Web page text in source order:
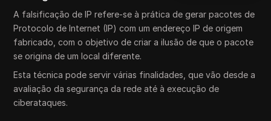
A falsificação de IP refere-se à prática de gerar pacotes de
Protocolo de Internet (IP) com um endereço IP de origem
fabricado, com o objetivo de criar a ilusão de que o pacote
se origina de um local diferente.
Esta técnica pode servir várias finalidades, que vão desde a
avaliação da segurança da rede até à execução de
ciberataques.